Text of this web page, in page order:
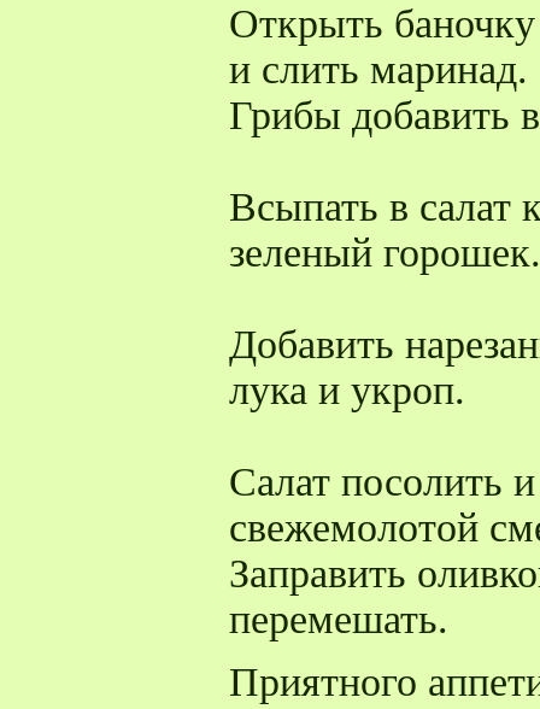
Открыть
и слить маринад.
Грибы добавить
Всыпать в салат
зеленый горошек.
Добавить
лука и укроп.
Салат посолить
свежемолотой
Заправить
перемешать.
Приятного